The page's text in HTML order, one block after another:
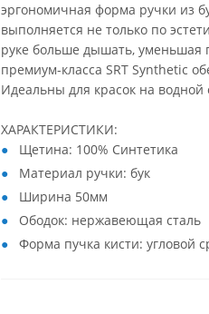
эргономичная форма ручки из
выполняется не только по
руке больше дышать, уменьшая
премиум-класса SRT Synthetic
Идеальны для красок на водной
ХАРАКТЕРИСТИКИ:
Щетина: 100% Синтетика
Материал ручки: бук
Ширина 50мм
Ободок: нержавеющая сталь
Форма пучка кисти: угловой